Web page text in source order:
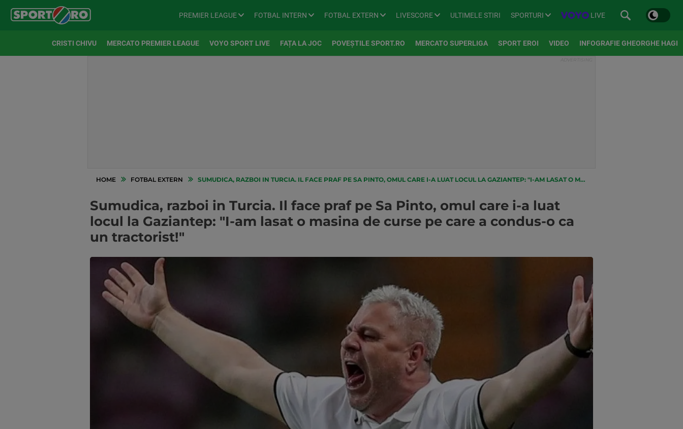
PREMIER LEAGUE FOTBAL INTERN FOTBAL EXTERN LIVESCORE ULTIMELE STIRI SPORTURI LIVE
CRISTI CHIVU MERCATO PREMIER LEAGUE VOYO SPORT LIVE FAȚA LA JOC POVEȘTILE SPORT.RO MERCATO SUPERLIGA SPORT EROI VIDEO INFOGRAFIE GHEORGHE HAGI
HOME FOTBAL EXTERN SUMUDICA, RAZBOI IN TURCIA. IL FACE PRAF PE SA PINTO, OMUL CARE I-A LUAT LOCUL LA GAZIANTEP: "I-AM LASAT O MASINA DE CURSE PE CARE A CONDUS-O CA UN TRACTORIST!"
Sumudica, razboi in Turcia. Il face praf pe Sa Pinto, omul care i-a luat
locul la Gaziantep: "I-am lasat o masina de curse pe care a condus-o ca
un tractorist!"